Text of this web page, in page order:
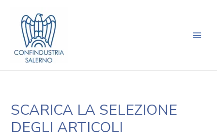
contenuto
SCARICA LA SELEZIONE
DEGLI ARTICOLI
articoli